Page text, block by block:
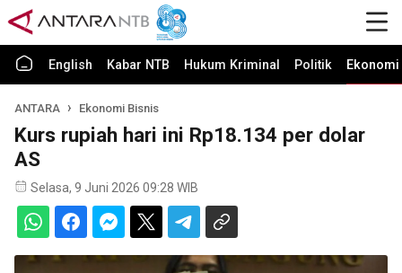
English Kabar NTB Hukum Kriminal Politik
ANTARA Ekonomi Bisnis
Kurs rupiah hari ini Rp18.134 per dolar
AS
Selasa, 9 Juni 2026 09:28 WIB